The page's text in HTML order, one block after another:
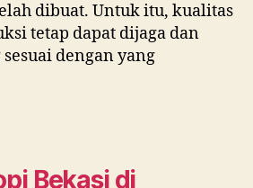
dibuat. Untuk itu, kualitas
tetap dapat dijaga dan
dengan yang
Bekasi di